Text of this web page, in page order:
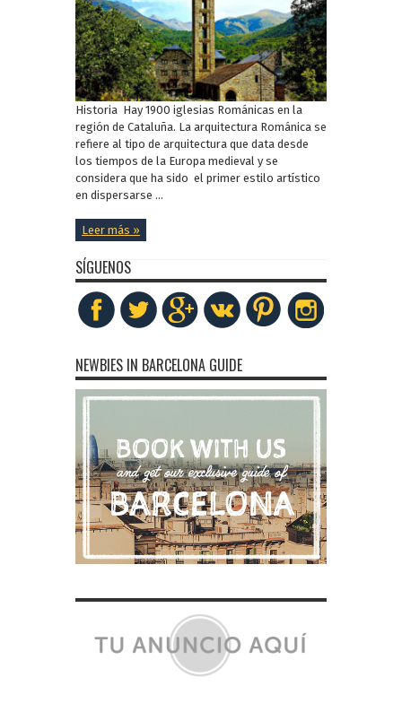
Historia Hay 1900 iglesias Románicas en la
región de Cataluña. La arquitectura Románica se
refiere al tipo de arquitectura que data desde
los tiempos de la Europa medieval y se
considera que ha sido el primer estilo artístico
en dispersarse ...
Leer más »
SÍGUENOS
NEWBIES IN BARCELONA GUIDE